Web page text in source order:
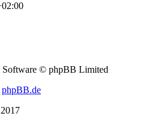
© phpBB Limited
phpBB.de